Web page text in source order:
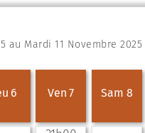
au Mardi 11 Novembre 2025
6 Ven 7 Sam 8